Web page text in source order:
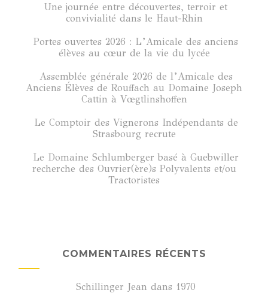
Une journée entre découvertes, terroir et
convivialité dans le Haut-Rhin
Portes ouvertes 2026 : L’Amicale des anciens
élèves au cœur de la vie du lycée
Assemblée générale 2026 de l’Amicale des
Anciens Élèves de Rouffach au Domaine Joseph
Cattin à Vœgtlinshoffen
Le Comptoir des Vignerons Indépendants de
Strasbourg recrute
Le Domaine Schlumberger basé à Guebwiller
recherche des Ouvrier(ère)s Polyvalents et/ou
Tractoristes
COMMENTAIRES RÉCENTS
Schillinger Jean dans 1970